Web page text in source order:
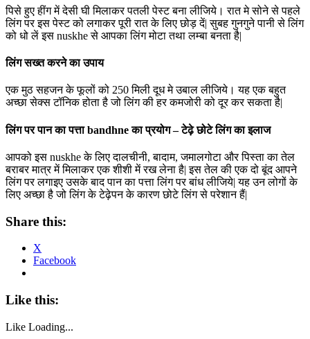
पिसे हुए हींग में देसी घी मिलाकर पतली पेस्ट बना लीजिये। रात मे सोने से पहले
लिंग पर इस पेस्ट को लगाकर पूरी रात के लिए छोड़ दें| सुबह गुनगुने पानी से लिंग
को धो लें इस nuskhe से आपका लिंग मोटा तथा लम्बा बनता है|
लिंग सख्त करने का उपाय
एक मुठ सहजन के फूलों को 250 मिली दूध मे उबाल लीजिये। यह एक बहुत
अच्छा सेक्स टॉनिक होता है जो लिंग की हर कमजोरी को दूर कर सकता है|
लिंग पर पान का पत्ता bandhne का प्रयोग – टेढ़े छोटे लिंग का इलाज
आपको इस nuskhe के लिए दालचीनी, बादाम, जमालगोटा और पिस्ता का तेल
बराबर मात्र में मिलाकर एक शीशी में रख लेना है| इस तेल की एक दो बूंद आपने
लिंग पर लगाइए उसके बाद पान का पत्ता लिंग पर बांध लीजिये| यह उन लोगों के
लिए अच्छा है जो लिंग के टेढ़ेपन के कारण छोटे लिंग से परेशान हैं|
Share this:
X
Facebook
Like this:
Like Loading...